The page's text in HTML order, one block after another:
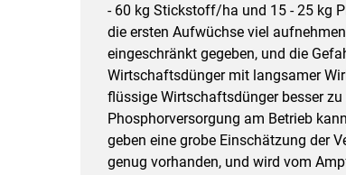
- 60 kg Stickstoff/ha und 15 - 25 kg
die ersten Aufwüchse viel
eingeschränkt gegeben, und die
Wirtschaftsdünger mit langsamer
flüssige Wirtschaftsdünger besser
Phosphorversorgung am Betrieb
geben eine grobe Einschätzung der
genug vorhanden, und wird vom